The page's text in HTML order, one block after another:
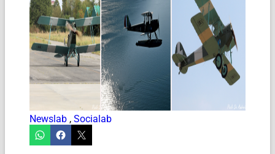
Newslab , Socialab